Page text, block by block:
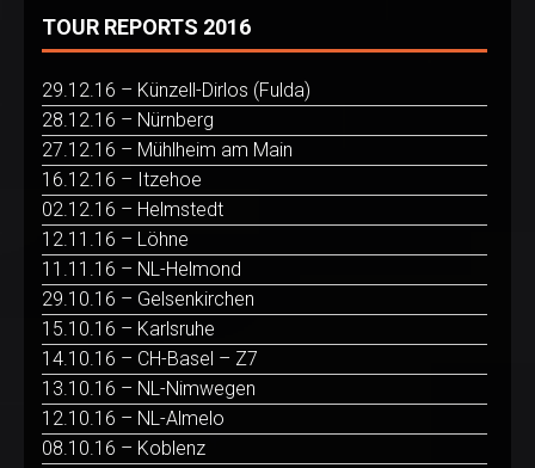
TOUR REPORTS 2016
29.12.16 – Künzell-Dirlos (Fulda)
28.12.16 – Nürnberg
27.12.16 – Mühlheim am Main
16.12.16 – Itzehoe
02.12.16 – Helmstedt
12.11.16 – Löhne
11.11.16 – NL-Helmond
29.10.16 – Gelsenkirchen
15.10.16 – Karlsruhe
14.10.16 – CH-Basel – Z7
13.10.16 – NL-Nimwegen
12.10.16 – NL-Almelo
08.10.16 – Koblenz